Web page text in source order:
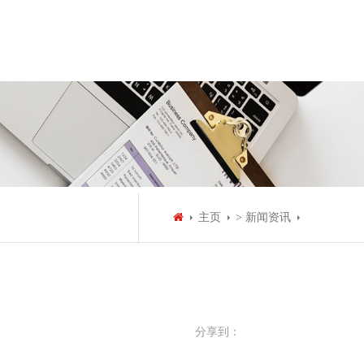
主页 > 新闻资讯
分享到：